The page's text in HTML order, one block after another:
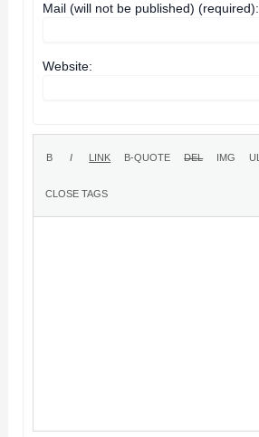
Mail (will not be published) (required):
Website: